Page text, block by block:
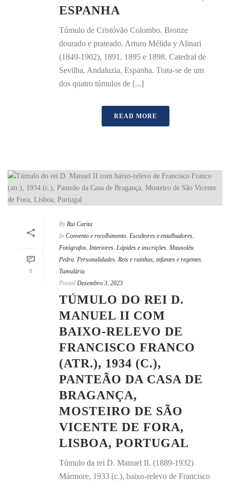
ESPANHA
Túmulo de Cristóvão Colombo. Bronze
dourado e prateado. Arturo Mélida y Alinari
(1849-1902), 1891, 1895 e 1898. Catedral de
Sevilha, Andaluzia, Espanha. Trata-se de um
dos quatro túmulos de [...]
READ MORE
0
By Rui Carita
In Convento e recolhimento, Escultores e entalhadores,
Fotógrafos, Interiores, Lápides e inscrições, Mausoléu,
Pedra, Personalidades, Reis e rainhas, infantes e regentes,
Tumulária
Posted Dezembro 3, 2023
TÚMULO DO REI D.
MANUEL II COM
BAIXO-RELEVO DE
FRANCISCO FRANCO
(ATR.), 1934 (C.),
PANTEÃO DA CASA DE
BRAGANÇA,
MOSTEIRO DE SÃO
VICENTE DE FORA,
LISBOA, PORTUGAL
Túmulo da rei D. Manuel II. (1889-1932)
Mármore, 1933 (c.), baixo-relevo de Francisco